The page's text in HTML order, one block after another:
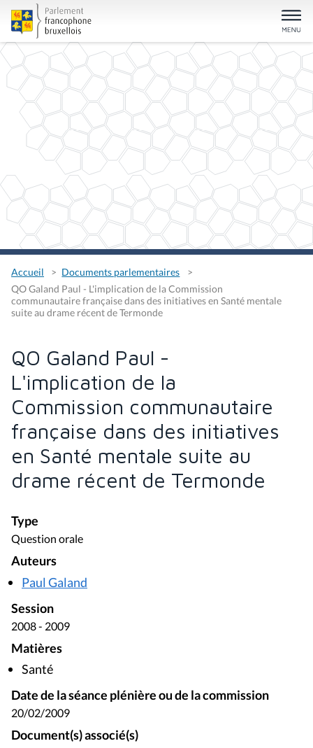
Accueil
Documents parlementaires
QO Galand Paul - L'implication de la Commission
communautaire française dans des initiatives en Santé mentale
suite au drame récent de Termonde
QO Galand Paul -
L'implication de la
Commission communautaire
française dans des initiatives
en Santé mentale suite au
drame récent de Termonde
Type
Question orale
Auteurs
Paul Galand
Session
2008 - 2009
Matières
Santé
Date de la séance plénière ou de la commission
20/02/2009
Document(s) associé(s)